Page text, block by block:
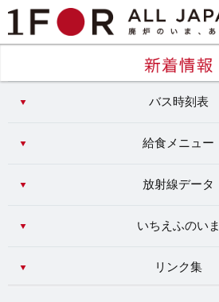
バス時刻表
給食メニュー
放射線データ
いちえふのいま
リンク集